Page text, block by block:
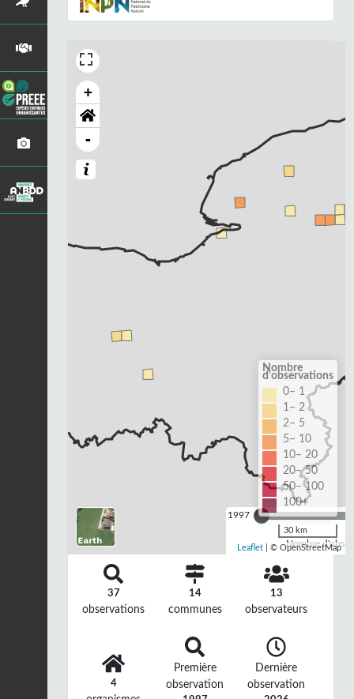
+
-
1997
Nombre
Nombre
d'observations
0– 1
1– 2
2– 5
5– 10
10– 20
20– 50
50– 100
100+
30 km
Leaflet | © OpenStreetMap
37
observations
14
communes
13
observateurs
4
Première
observation
Dernière
observation